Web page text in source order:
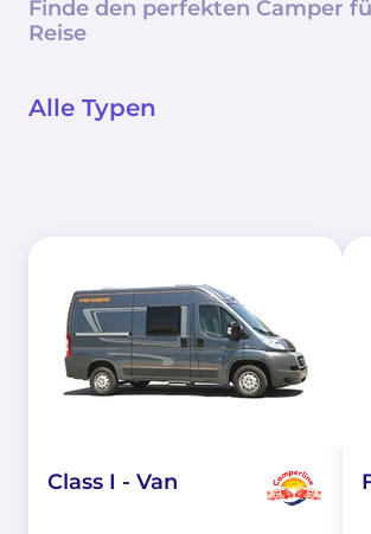
Finde den perfekten Camper
Reise
Alle Typen
Class I - Van